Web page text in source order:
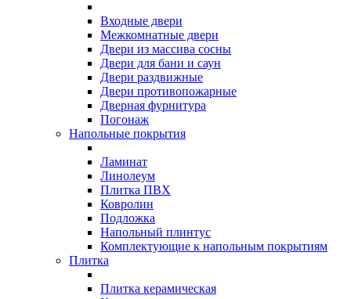
Входные двери
Межкомнатные двери
Двери из массива сосны
Двери для бани и саун
Двери раздвижные
Двери противопожарные
Дверная фурнитура
Погонаж
Напольные покрытия
Ламинат
Линолеум
Плитка ПВХ
Ковролин
Подложка
Напольный плинтус
Комплектующие к напольным покрытиям
Плитка
Плитка керамическая